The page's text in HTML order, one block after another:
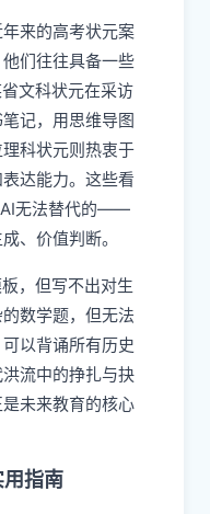
来的高考状元案
们往往具备一些
文科状元在采访
记，用思维导图
科状元则热衷于
达能力。这些看
AI无法替代的——
、价值判断。
，但写不出对生
数学题，但无法
以背诵所有历史
流中的挣扎与抉
未来教育的核心
用指南